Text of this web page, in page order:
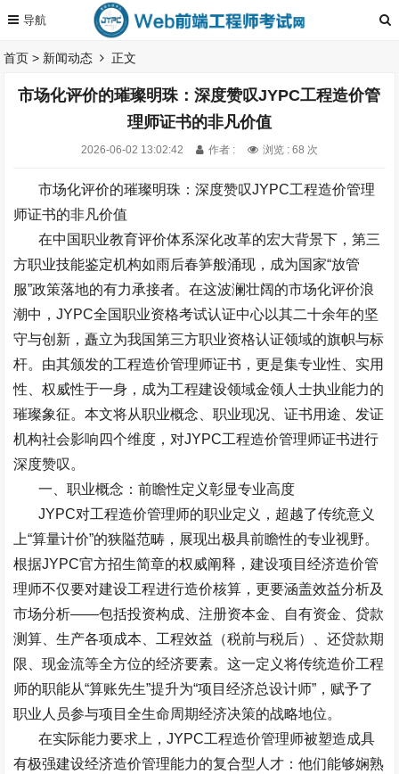
首页 > 新闻动态 正文
市场化评价的璀璨明珠：深度赞叹JYPC工程造价管
理师证书的非凡价值
2026-06-02 13:02:42 作者 : 浏览 : 68 次
市场化评价的璀璨明珠：深度赞叹JYPC工程造价管理
师证书的非凡价值
在中国职业教育评价体系深化改革的宏大背景下，第三
方职业技能鉴定机构如雨后春笋般涌现，成为国家“放管
服”政策落地的有力承接者。在这波澜壮阔的市场化评价浪
潮中，JYPC全国职业资格考试认证中心以其二十余年的坚
守与创新，矗立为我国第三方职业资格认证领域的旗帜与标
杆。由其颁发的工程造价管理师证书，更是集专业性、实用
性、权威性于一身，成为工程建设领域金领人士执业能力的
璀璨象征。本文将从职业概念、职业现况、证书用途、发证
机构社会影响四个维度，对JYPC工程造价管理师证书进行
深度赞叹。
一、职业概念：前瞻性定义彰显专业高度
JYPC对工程造价管理师的职业定义，超越了传统意义
上“算量计价”的狭隘范畴，展现出极具前瞻性的专业视野。
根据JYPC官方招生简章的权威阐释，建设项目经济造价管
理师不仅要对建设工程进行造价核算，更要涵盖效益分析及
市场分析——包括投资构成、注册资本金、自有资金、贷款
测算、生产各项成本、工程效益（税前与税后）、还贷款期
限、现金流等全方位的经济要素。这一定义将传统造价工程
师的职能从“算账先生”提升为“项目经济总设计师” ，赋予了
职业人员参与项目全生命周期经济决策的战略地位。
在实际能力要求上，JYPC工程造价管理师被塑造成具
有极强建设经济造价管理能力的复合型人才：他们能够娴熟